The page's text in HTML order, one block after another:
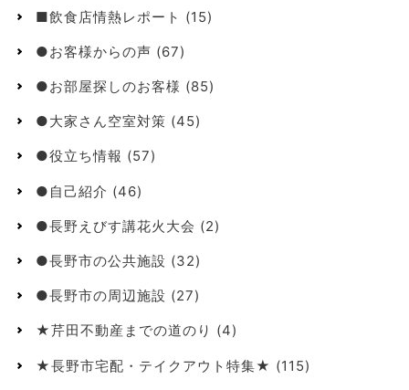
■飲食店情熱レポート (15)
●お客様からの声 (67)
●お部屋探しのお客様 (85)
●大家さん空室対策 (45)
●役立ち情報 (57)
●自己紹介 (46)
●長野えびす講花火大会 (2)
●長野市の公共施設 (32)
●長野市の周辺施設 (27)
★芹田不動産までの道のり (4)
★長野市宅配・テイクアウト特集★ (115)